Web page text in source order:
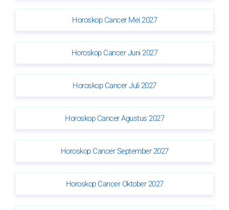
Horoskop Cancer Mei 2027
Horoskop Cancer Juni 2027
Horoskop Cancer Juli 2027
Horoskop Cancer Agustus 2027
Horoskop Cancer September 2027
Horoskop Cancer Oktober 2027